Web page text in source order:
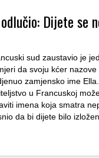
Dijete se
sud zaustavio je
da svoju kćer
zamjensko ime
u Francuskoj
imena koja smatra
da bi dijete bilo